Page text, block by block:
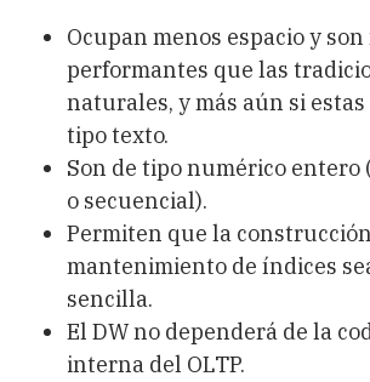
Ocupan menos espacio y son
performantes que las
naturales, y más aún si
tipo texto.
Son de tipo numérico
o secuencial).
Permiten que la
mantenimiento de índices
sencilla.
El DW no dependerá de la
interna del OLTP.